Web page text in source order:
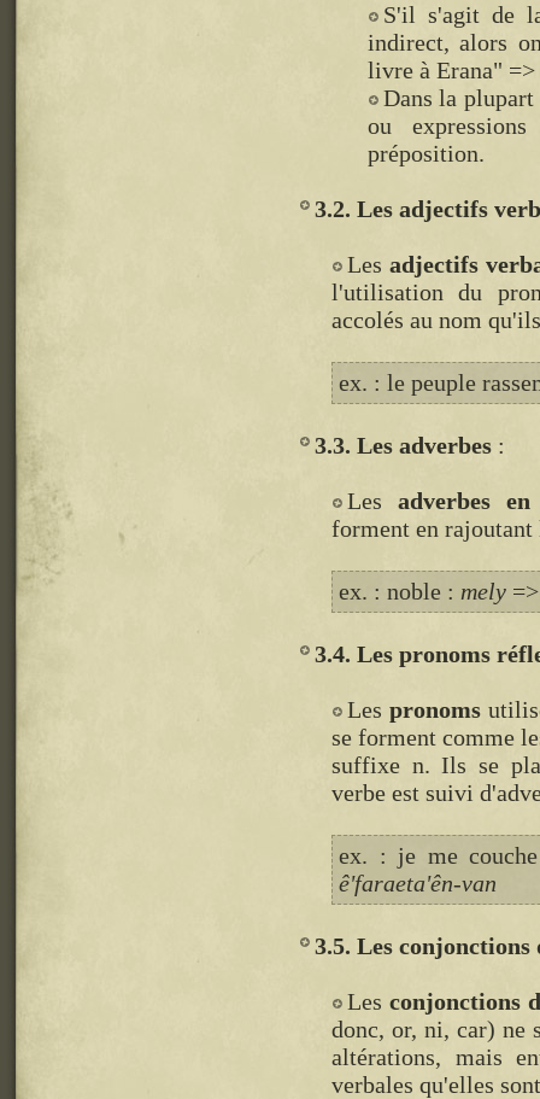
S'il s'agit de
indirect, alors
livre à Erana"
Dans la plupart
ou
préposition.
3.2. Les adjectifs
Les adjectifs
l'utilisation du
accolés au nom
ex. : le peuple
3.3. Les adverbes
Les adverbes
forment en
ex. : noble : mely
3.4. Les pronoms
Les pronoms
se forment comme
suffixe n. Ils se
verbe est suivi
ex. : je me
ê'faraeta'ên-van
3.5. Les
Les conjonctions
donc, or, ni, car) ne
altérations, mais
verbales qu'elles